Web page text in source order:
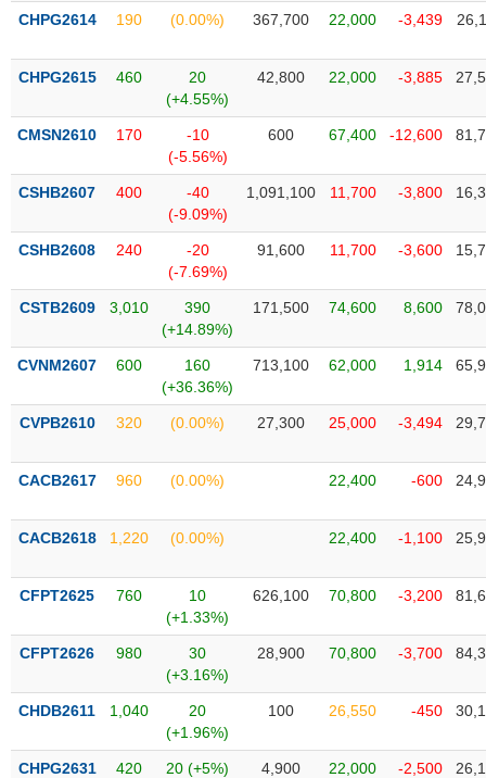
CHPG2614 190 (0.00%) 367,700 22,000 -3,439
CHPG2615 460
20
(+4.55%)
42,800 22,000 -3,885
CMSN2610 170
-10
(-5.56%)
600 67,400 -12,600
CSHB2607 400
-40
(-9.09%)
1,091,100 11,700 -3,800
CSHB2608 240
-20
(-7.69%)
91,600 11,700 -3,600
CSTB2609 3,010
390
(+14.89%)
171,500 74,600 8,600
CVNM2607 600
160
(+36.36%)
713,100 62,000 1,914
CVPB2610 320 (0.00%) 27,300 25,000 -3,494
CACB2617 960 (0.00%) 22,400 -600
CACB2618 1,220 (0.00%) 22,400 -1,100
CFPT2625 760
10
(+1.33%)
626,100 70,800 -3,200
CFPT2626 980
30
(+3.16%)
28,900 70,800 -3,700
CHDB2611 1,040
20
(+1.96%)
100 26,550 -450
CHPG2631 420 20 (+5%) 4,900 22,000 -2,500
ĐỘNG
chứng
khoán
Tất cả Cổ phiếu Chỉ số Chứng chỉ quỹ Chứng
Lãnh
(-)
Người nội bộ
tức
(-)
của
(-)
Báo
phân
tích